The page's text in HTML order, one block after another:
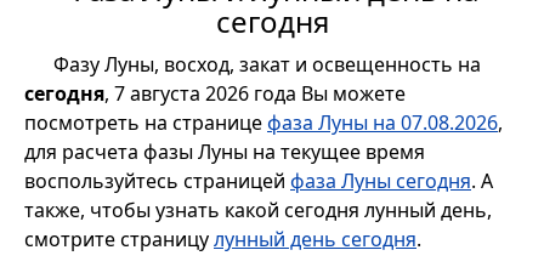
сегодня
Фазу Луны, восход, закат и освещенность на
сегодня, 7 августа 2026 года Вы можете
посмотреть на страницефаза Луны на 07.08.2026,
для расчета фазы Луны на текущее время
воспользуйтесь страницей фаза Луны сегодня. А
также, чтобы узнать какой сегодня лунный день,
смотрите страницулунный день сегодня.